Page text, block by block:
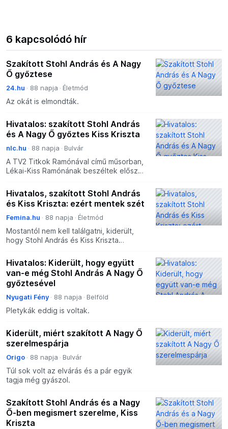
6 kapcsolódó hír
Szakított Stohl András és A Nagy
Ő győztese
24.hu 88 napja Életmód
Az okát is elmondták.
Hivatalos: szakított Stohl András
és A Nagy Ő győztes Kiss Kriszta
nlc.hu 88 napja Bulvár
A TV2 Titkok Ramónával című műsorban,
Lékai-Kiss Ramónának beszéltek először
Hivatalos, szakított Stohl András
és Kiss Kriszta: ezért mentek szét
Femina.hu 88 napja Életmód
Mostantól nem kell találgatni, kiderült,
hogy Stohl András és Kiss Kriszta
Hivatalos: Kiderült, hogy együtt
van-e még Stohl András A Nagy Ő
győztesével
Nyugati Fény 88 napja Belföld
Pletykák eddig is voltak.
Kiderült, miért szakított A Nagy Ő
szerelmespárja
Origo 88 napja Bulvár
Túl sok volt az elvárás és a pár egyik
tagja még gyászol.
Szakított Stohl András és a Nagy
Ő-ben megismert szerelme, Kiss
Kriszta